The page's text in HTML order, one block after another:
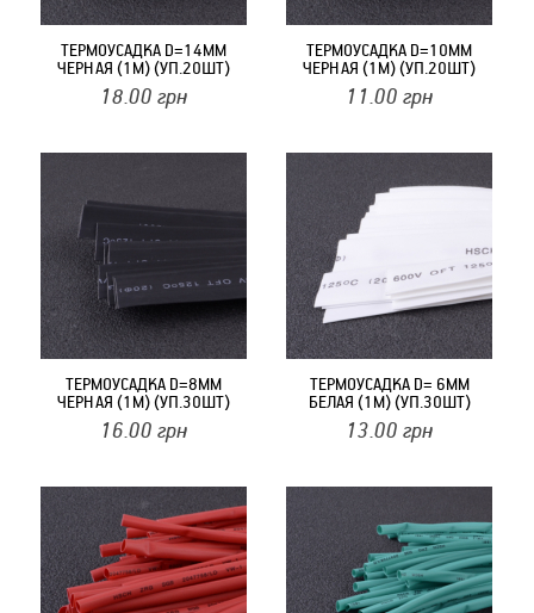
ТЕРМОУСАДКА D=14MM
ЧЕРНАЯ (1М) (УП.20ШТ)
18.00 грн
ТЕРМОУСАДКА D=10MM
ЧЕРНАЯ (1М) (УП.20ШТ)
11.00 грн
ТЕРМОУСАДКА D=8MM
ЧЕРНАЯ (1М) (УП.30ШТ)
16.00 грн
ТЕРМОУСАДКА D= 6MM
БЕЛАЯ (1М) (УП.30ШТ)
13.00 грн